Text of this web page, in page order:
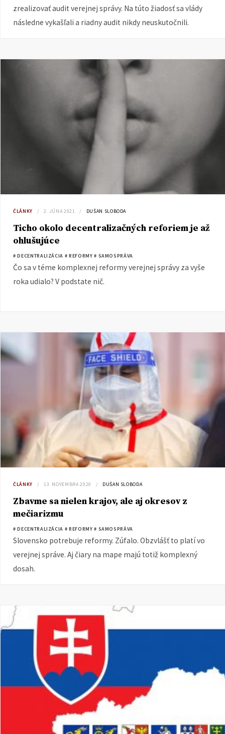
zrealizovať audit verejnej správy. Na túto žiadosť sa vlády
následne vykašľali a riadny audit nikdy neuskutočnili.
ČLÁNKY 2. JÚNA 2021 DUŠAN SLOBODA
Ticho okolo decentralizačných reforiem je až
ohlušujúce
# DECENTRALIZÁCIA # REFORMY # SAMOSPRÁVA
Čo sa v téme komplexnej reformy verejnej správy za vyše
roka udialo? V podstate nič.
ČLÁNKY 13. NOVEMBRA 2020 DUŠAN SLOBODA
Zbavme sa nielen krajov, ale aj okresov z
mečiarizmu
# DECENTRALIZÁCIA # REFORMY # SAMOSPRÁVA
Slovensko potrebuje reformy. Zúfalo. Obzvlášť to platí vo
verejnej správe. Aj čiary na mape majú totiž komplexný
dosah.